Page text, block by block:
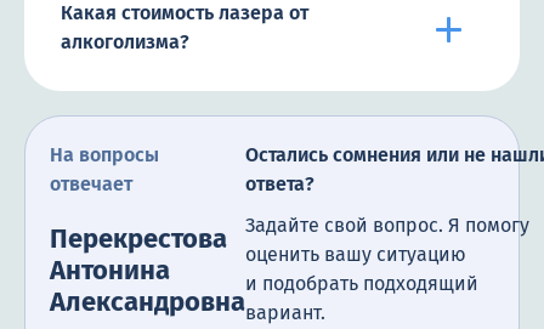
Какая стоимость лазера от
алкоголизма?
На вопросы
отвечает
Перекрестова
Антонина
Александровна
Остались сомнения или не
ответа?
Задайте свой вопрос. Я помогу
оценить вашу ситуацию
и подобрать подходящий
вариант.